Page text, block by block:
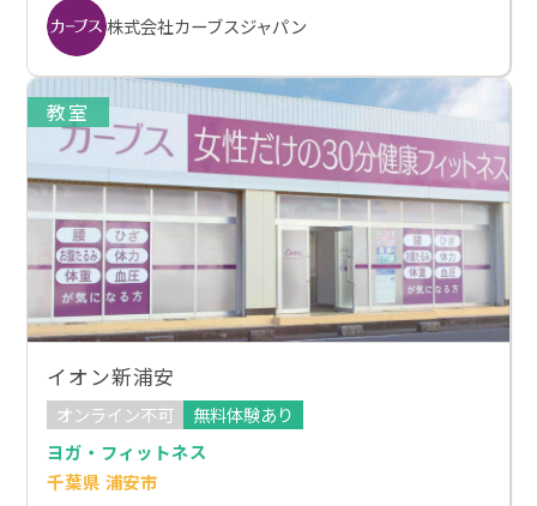
株式会社カーブスジャパン
教室
イオン新浦安
オンライン不可
無料体験あり
ヨガ・フィットネス
千葉県 浦安市